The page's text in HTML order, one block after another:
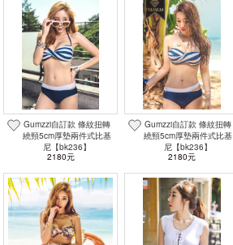
Gumzzi自訂款 條紋扭轉
繞頸5cm厚墊兩件式比基
尼【bk236】
2180元
Gumzzi自訂款 條紋扭轉
繞頸5cm厚墊兩件式比基
尼【bk236】
2180元